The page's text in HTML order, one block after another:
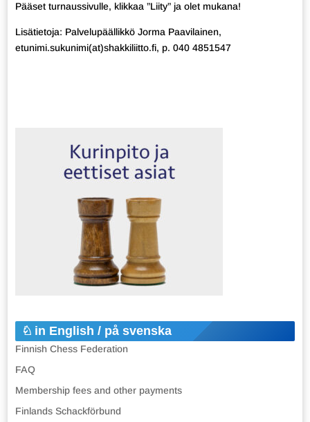
Pääset turnaussivulle, klikkaa ”Liity” ja olet mukana!
Lisätietoja: Palvelupäällikkö Jorma Paavilainen,
etunimi.sukunimi(at)shakkiliitto.fi, p. 040 4851547
in English / på svenska
Finnish Chess Federation
FAQ
Membership fees and other payments
Finlands Schackförbund